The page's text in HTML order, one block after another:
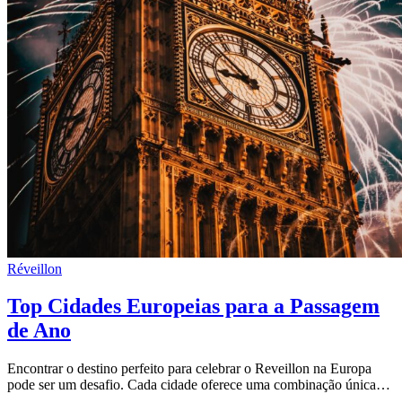
Réveillon
Top Cidades Europeias para a Passagem
de Ano
Encontrar o destino perfeito para celebrar o Reveillon na Europa
pode ser um desafio. Cada cidade oferece uma combinação única…